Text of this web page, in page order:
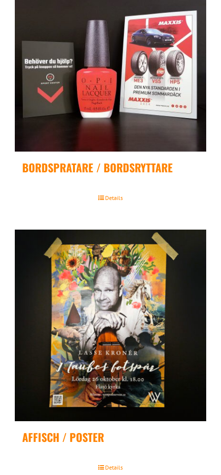
BORDSPRATARE / BORDSRYTTARE
Details
AFFISCH / POSTER
Details